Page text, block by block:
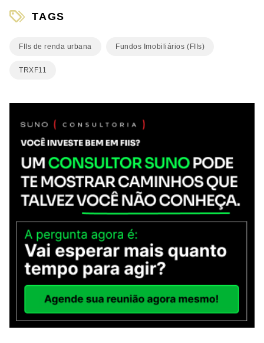
TAGS
FIIs de renda urbana Fundos Imobiliários (FIIs)
TRXF11